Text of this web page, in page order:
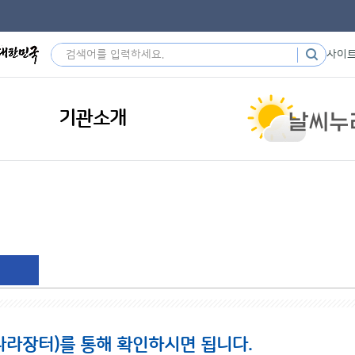
사이
기관소개
장터)를 통해 확인하시면 됩니다.